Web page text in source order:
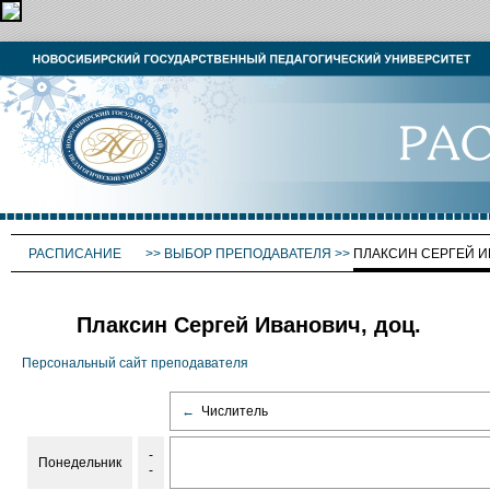
РАСПИСАНИЕ >> ВЫБОР ПРЕПОДАВАТЕЛЯ >> ПЛАКСИН СЕРГЕЙ
Плаксин Сергей Иванович, доц.
Персональный сайт преподавателя
← Числитель
Понедельник
-
-